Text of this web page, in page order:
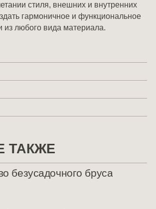
стиля, внешних и внутренних
гармоничное и функциональное
из любого вида материала.
ТАКЖЕ
безусадочного бруса